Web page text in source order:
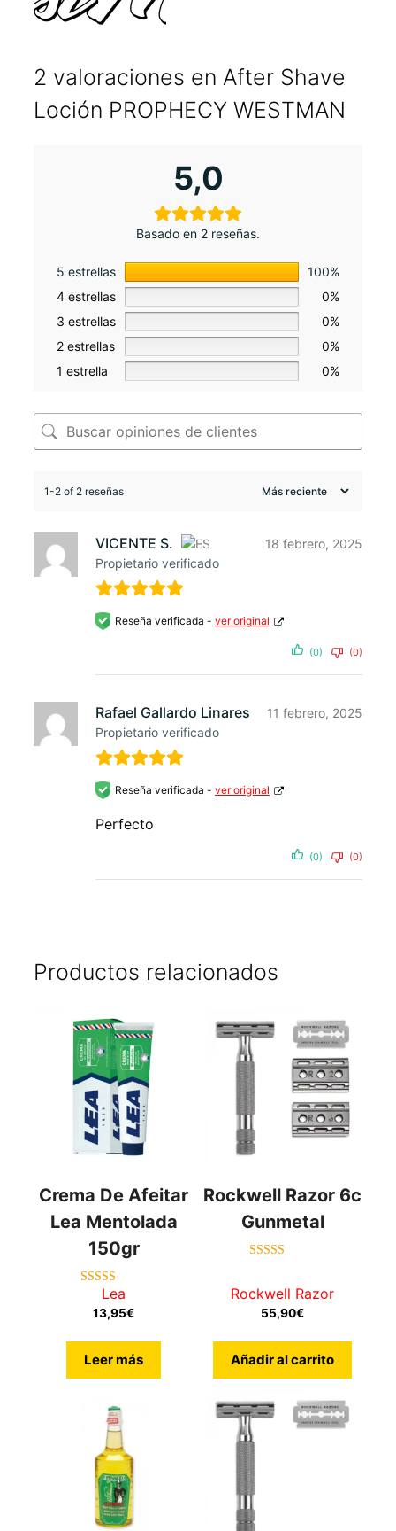
2 valoraciones en After Shave
Loción PROPHECY WESTMAN
5,0
Basado en 2 reseñas.
5 estrellas
100%
4 estrellas
0%
3 estrellas
0%
2 estrellas
0%
1 estrella
0%
1-2 of 2 reseñas
VICENTE S.
Propietario verificado
18 febrero, 2025
Reseña verificada - ver original
(0) (0)
Rafael Gallardo Linares
Propietario verificado
11 febrero, 2025
Reseña verificada - ver original
Perfecto
(0) (0)
Productos relacionados
Crema De Afeitar
Lea Mentolada
150gr
4.83
de 5
Lea
13,95€
Leer más
Rockwell Razor 6c
Gunmetal
Rockwell Razor
55,90€
Añadir al carrito